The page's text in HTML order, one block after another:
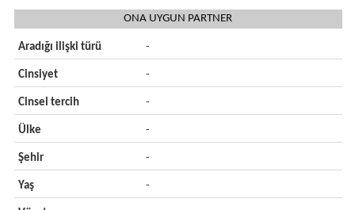
ONA UYGUN PARTNER
Aradığı ilişki türü -
Cinsiyet -
Cinsel tercih -
Ülke -
Şehir -
Yaş -